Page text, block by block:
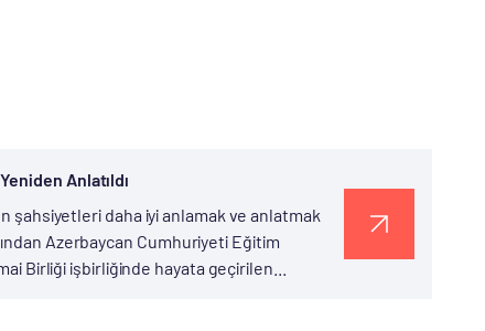
Anlatıldı
şahsiyetleri daha iyi anlamak ve anlatmak
Azerbaycan Cumhuriyeti Eğitim
Birliği işbirliğinde hayata geçirilen...